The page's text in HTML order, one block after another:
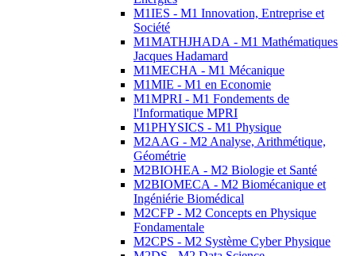
M1IES - M1 Innovation, Entreprise et
Société
M1MATHJHADA - M1 Mathématiques
Jacques Hadamard
M1MECHA - M1 Mécanique
M1MIE - M1 en Economie
M1MPRI - M1 Fondements de
l'Informatique MPRI
M1PHYSICS - M1 Physique
M2AAG - M2 Analyse, Arithmétique,
Géométrie
M2BIOHEA - M2 Biologie et Santé
M2BIOMECA - M2 Biomécanique et
Ingéniérie Biomédical
M2CFP - M2 Concepts en Physique
Fondamentale
M2CPS - M2 Système Cyber Physique